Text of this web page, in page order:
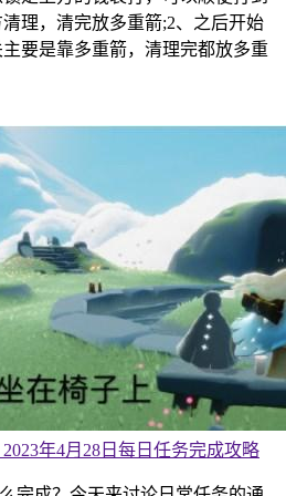
理，清完放多重箭;2、之后开始
要是靠多重箭，清理完都放多重
年4月28日每日任务完成攻略